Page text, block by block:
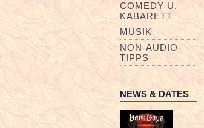
COMEDY U.
KABARETT
MUSIK
NON-AUDIO-
TIPPS
NEWS & DATES